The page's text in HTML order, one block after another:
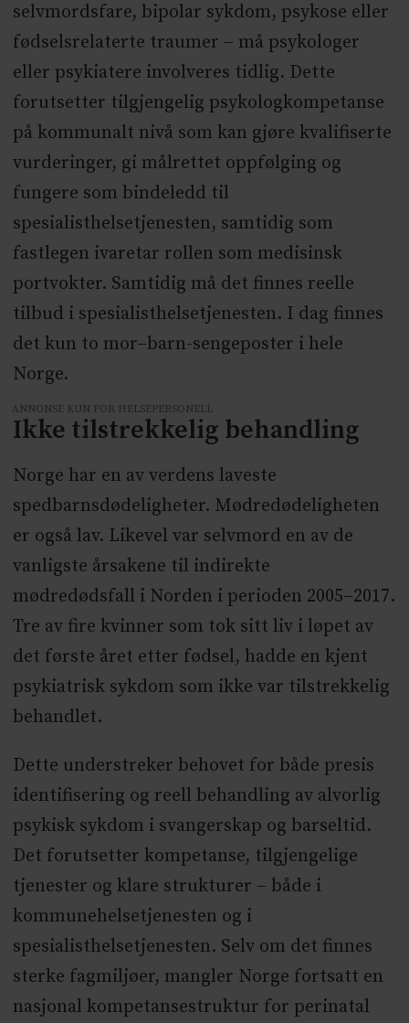
selvmordsfare, bipolar sykdom, psykose eller
fødselsrelaterte traumer – må psykologer
eller psykiatere involveres tidlig. Dette
forutsetter tilgjengelig psykologkompetanse
på kommunalt nivå som kan gjøre kvalifiserte
vurderinger, gi målrettet oppfølging og
fungere som bindeledd til
spesialisthelsetjenesten, samtidig som
fastlegen ivaretar rollen som medisinsk
portvokter. Samtidig må det finnes reelle
tilbud i spesialisthelsetjenesten. I dag finnes
det kun to mor–barn-sengeposter i hele
Norge.
ANNONSE KUN FOR HELSEPERSONELL
Ikke tilstrekkelig behandling
Norge har en av verdens laveste
spedbarnsdødeligheter. Mødredødeligheten
er også lav. Likevel var selvmord en av de
vanligste årsakene til indirekte
mødredødsfall i Norden i perioden 2005–2017.
Tre av fire kvinner som tok sitt liv i løpet av
det første året etter fødsel, hadde en kjent
psykiatrisk sykdom som ikke var tilstrekkelig
behandlet.
Dette understreker behovet for både presis
identifisering og reell behandling av alvorlig
psykisk sykdom i svangerskap og barseltid.
Det forutsetter kompetanse, tilgjengelige
tjenester og klare strukturer – både i
kommunehelsetjenesten og i
spesialisthelsetjenesten. Selv om det finnes
sterke fagmiljøer, mangler Norge fortsatt en
nasjonal kompetansestruktur for perinatal